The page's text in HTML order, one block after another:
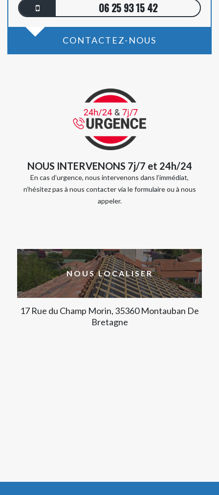
06 25 93 15 42
CONTACTEZ-NOUS
NOUS INTERVENONS 7j/7 et 24h/24
En cas d’urgence, nous intervenons dans l’immédiat,
n’hésitez pas à nous contacter via le formulaire ou à nous
appeler.
NOUS LOCALISER
17 Rue du Champ Morin, 35360 Montauban De
Bretagne